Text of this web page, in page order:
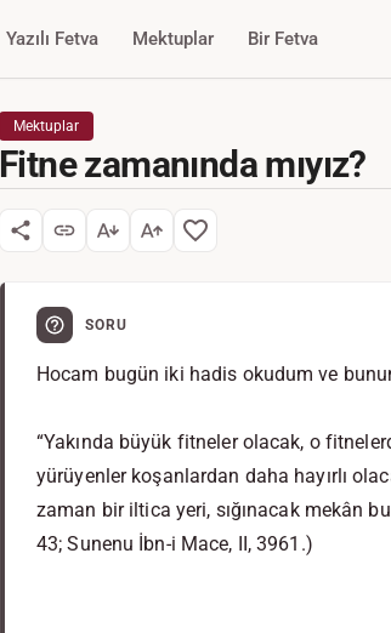
Yazılı Fetva Mektuplar Bir Fetva
Mektuplar
Fitne zamanında mıyız?
SORU
Hocam bugün iki hadis okudum ve
“Yakında büyük fitneler olacak, o
yürüyenler koşanlardan daha hayırlı
zaman bir iltica yeri, sığınacak mekân
43; Sunenu İbn-i Mace, II, 3961.)